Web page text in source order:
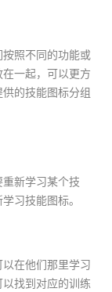
照不同的功能或
一起，可以更方
的技能图标分组
新学习某个技
习技能图标。
在他们那里学习
找到对应的训练